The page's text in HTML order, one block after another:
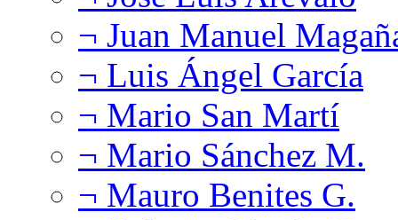
¬ Juan Manuel
¬ Luis Ángel García
¬ Mario San Martí
¬ Mario Sánchez M.
¬ Mauro Benites G.